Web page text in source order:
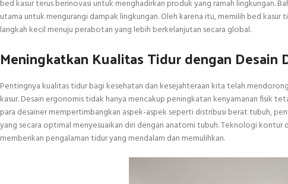
bed kasur terus berinovasi untuk menghadirkan produk yang ramah lingkungan.
utama untuk mengurangi dampak lingkungan. Oleh karena itu, memilih bed
langkah kecil menuju perabotan yang lebih berkelanjutan secara global.
Meningkatkan Kualitas Tidur dengan Desain
Pentingnya kualitas tidur bagi kesehatan dan kesejahteraan kita telah
kasur. Desain ergonomis tidak hanya mencakup peningkatan kenyamanan fisik
para desainer mempertimbangkan aspek-aspek seperti distribusi berat tubuh,
yang secara optimal menyesuaikan diri dengan anatomi tubuh. Teknologi
memberikan pengalaman tidur yang mendalam dan memulihkan.